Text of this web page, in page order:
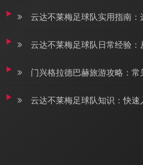
云达不莱梅足球队实用指南：
云达不莱梅足球队日常经验
门兴格拉德巴赫旅游攻略：
云达不莱梅足球队知识：快